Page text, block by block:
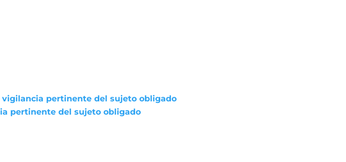
pertinente del sujeto obligado
pertinente del sujeto obligado